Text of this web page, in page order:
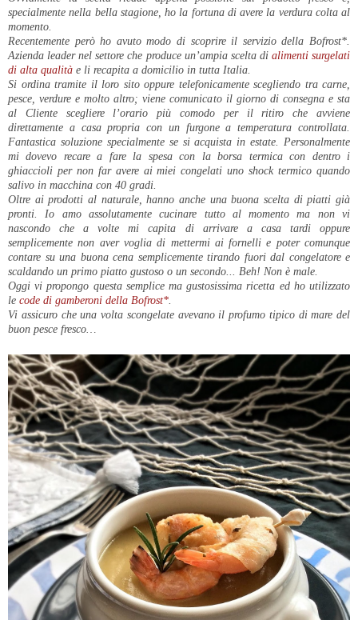
specialmente nella bella stagione, ho la fortuna di avere la verdura colta al
momento.
Recentemente però ho avuto modo di scoprire il servizio della Bofrost*.
Azienda leader nel settore che produce un’ampia scelta di alimenti surgelati
di alta qualità e li recapita a domicilio in tutta Italia.
Si ordina tramite il loro sito oppure telefonicamente scegliendo tra carne,
pesce, verdure e molto altro; viene comunicato il giorno di consegna e sta
al Cliente scegliere l’orario più comodo per il ritiro che avviene
direttamente a casa propria con un furgone a temperatura controllata.
Fantastica soluzione specialmente se si acquista in estate. Personalmente
mi dovevo recare a fare la spesa con la borsa termica con dentro i
ghiaccioli per non far avere ai miei congelati uno shock termico quando
salivo in macchina con 40 gradi.
Oltre ai prodotti al naturale, hanno anche una buona scelta di piatti già
pronti. Io amo assolutamente cucinare tutto al momento ma non vi
nascondo che a volte mi capita di arrivare a casa tardi oppure
semplicemente non aver voglia di mettermi ai fornelli e poter comunque
contare su una buona cena semplicemente tirando fuori dal congelatore e
scaldando un primo piatto gustoso o un secondo... Beh! Non è male.
Oggi vi propongo questa semplice ma gustosissima ricetta ed ho utilizzato
le code di gamberoni della Bofrost*
Vi assicuro che una volta scongelate avevano il profumo tipico di mare del
buon pesce fresco…